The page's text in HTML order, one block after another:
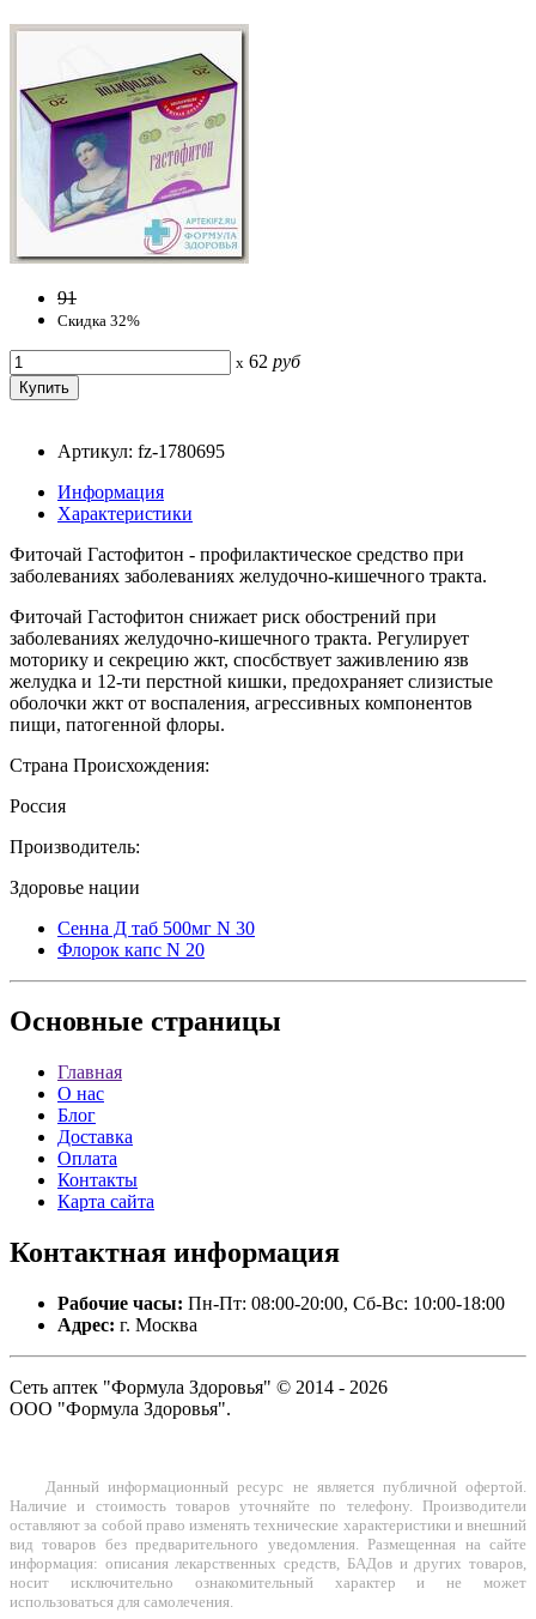
91
Скидка 32%
x 62 руб
Артикул: fz-1780695
Информация
Характеристики
Фиточай Гастофитон - профилактическое средство при
заболеваниях заболеваниях желудочно-кишечного тракта.
Фиточай Гастофитон снижает риск обострений при
заболеваниях желудочно-кишечного тракта. Регулирует
моторику и секрецию жкт, спосбствует заживлению язв
желудка и 12-ти перстной кишки, предохраняет слизистые
оболочки жкт от воспаления, агрессивных компонентов
пищи, патогенной флоры.
Страна Происхождения:
Россия
Производитель:
Здоровье нации
Сенна Д таб 500мг N 30
Флорок капс N 20
Основные страницы
Главная
О нас
Блог
Доставка
Оплата
Контакты
Карта сайта
Контактная информация
Рабочие часы: Пн-Пт: 08:00-20:00, Сб-Вс: 10:00-18:00
Адрес: г. Москва
Сеть аптек "Формула Здоровья" © 2014 - 2026
ООО "Формула Здоровья".
Данный информационный ресурс не является публичной офертой.
Наличие и стоимость товаров уточняйте по телефону. Производители
оставляют за собой право изменять технические характеристики и внешний
вид товаров без предварительного уведомления. Размещенная на сайте
информация: описания лекарственных средств, БАДов и других товаров,
носит исключительно ознакомительный характер и не может
использоваться для самолечения.